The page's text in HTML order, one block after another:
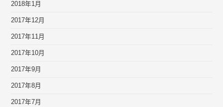
2018年1月
2017年12月
2017年11月
2017年10月
2017年9月
2017年8月
2017年7月